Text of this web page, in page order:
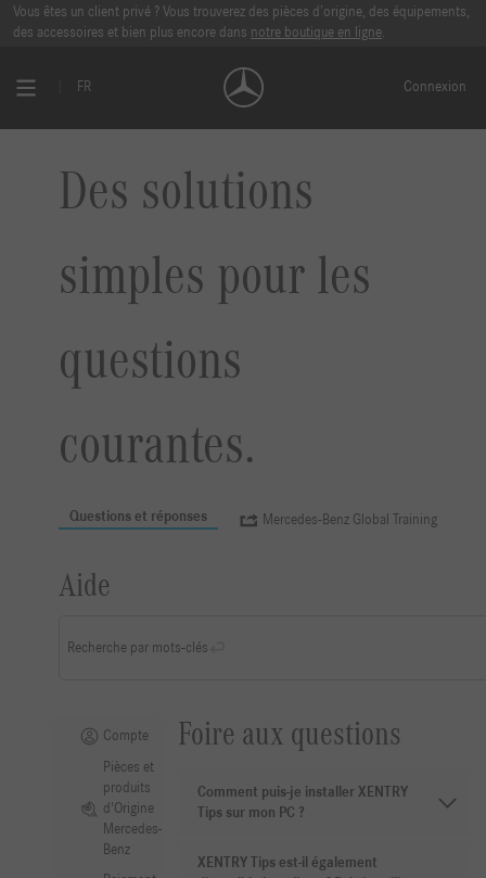
Vous êtes un client privé ? Vous trouverez des pièces d’origine, des équipements,
des accessoires et bien plus encore dans notre boutique en ligne.
FR Connexion
Des solutions
simples pour les
questions
courantes.
Questions et réponses Mercedes-Benz Global Training
Aide
Recherche par mots-clés
Compte
Pièces et
produits
d'Origine
Mercedes-
Benz
Foire aux questions
Comment puis-je installer XENTRY
Tips sur mon PC ?
XENTRY Tips est-il également